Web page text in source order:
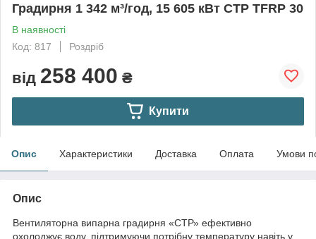
Градирня 1 342 м³/год, 15 605 кВт CTP TFRP 30
В наявності
Код: 817
Роздріб
від 258 400 ₴
Купити
Опис Характеристики Доставка Оплата Умови
Опис
Вентиляторна випарна градирня «СТР» ефективно
охолоджує воду, підтримуючи потрібну температуру навіть у